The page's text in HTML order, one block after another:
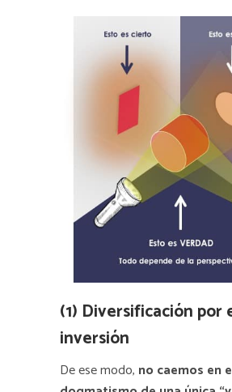
(1) Diversificación por
inversión
De ese modo, no caemos en